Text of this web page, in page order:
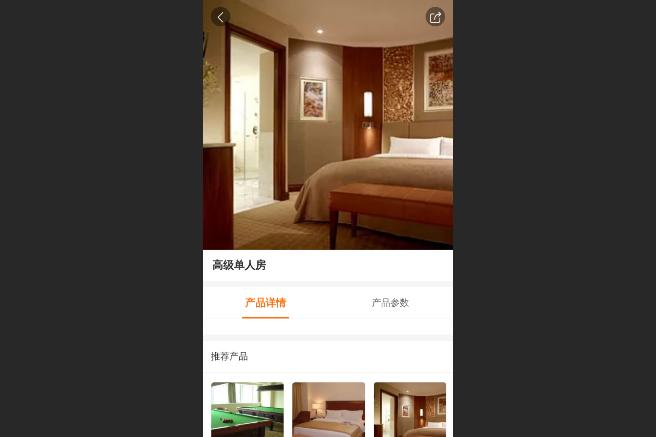
高级单人房
产品详情 产品参数
推荐产品